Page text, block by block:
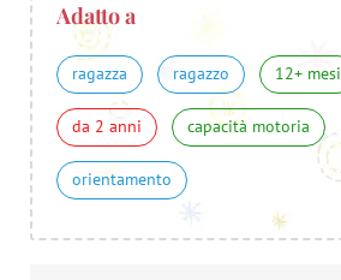
Adatto a
ragazza ragazzo 12+ mesi
da 2 anni capacità motoria
orientamento